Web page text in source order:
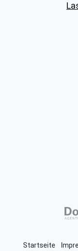
Startseite